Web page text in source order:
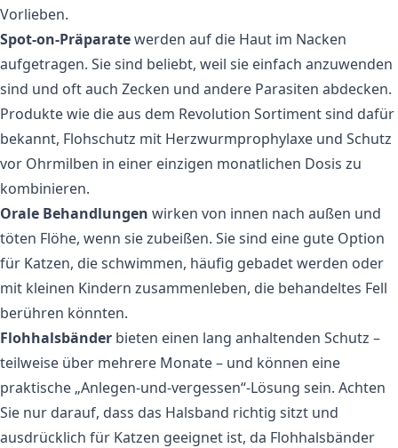
Vorlieben.
Spot-on-Präparatewerden auf die Haut im Nacken
aufgetragen. Sie sind beliebt, weil sie einfach anzuwenden
sind und oft auch Zecken und andere Parasiten abdecken.
Produkte wie die aus dem Revolution Sortimentsind dafür
bekannt, Flohschutz mit Herzwurmprophylaxe und Schutz
vor Ohrmilben in einer einzigen monatlichen Dosis zu
kombinieren.
Orale Behandlungen wirken von innen nach außen und
töten Flöhe, wenn sie zubeißen. Sie sind eine gute Option
für Katzen, die schwimmen, häufig gebadet werden oder
mit kleinen Kindern zusammenleben, die behandeltes Fell
berühren könnten.
Flohhalsbänder bieten einen lang anhaltenden Schutz –
teilweise über mehrere Monate – und können eine
praktische „Anlegen-und-vergessen“-Lösung sein. Achten
Sie nur darauf, dass das Halsband richtig sitzt und
ausdrücklich für Katzen geeignet ist, da Flohhalsbänder